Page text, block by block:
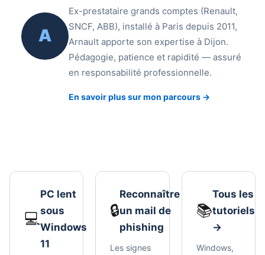
A
Ex-prestataire grands comptes (Renault,
SNCF, ABB), installé à Paris depuis 2011,
Arnault apporte son expertise à Dijon.
Pédagogie, patience et rapidité — assuré
en responsabilité professionnelle.
En savoir plus sur mon parcours →
💻
PC lent
sous
Windows
11
🔒
Reconnaître
un mail de
phishing
Les signes
📚
Tous les
tutoriels
→
Windows,